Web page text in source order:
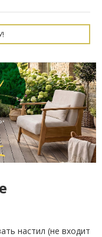
настил (не входит